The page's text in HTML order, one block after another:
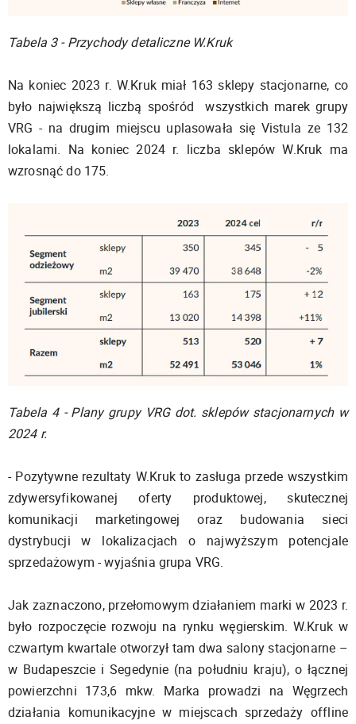
Tabela 3 - Przychody detaliczne W.Kruk
Na koniec 2023 r. W.Kruk miał 163 sklepy stacjonarne, co
było największą liczbą spośród wszystkich marek grupy
VRG - na drugim miejscu uplasowała się Vistula ze 132
lokalami. Na koniec 2024 r. liczba sklepów W.Kruk ma
wzrosnąć do 175.
Tabela 4 - Plany grupy VRG dot. sklepów stacjonarnych w
2024 r.
- Pozytywne rezultaty W.Kruk to zasługa przede wszystkim
zdywersyfikowanej oferty produktowej, skutecznej
komunikacji marketingowej oraz budowania sieci
dystrybucji w lokalizacjach o najwyższym potencjale
sprzedażowym - wyjaśnia grupa VRG.
Jak zaznaczono, przełomowym działaniem marki w 2023 r.
było rozpoczęcie rozwoju na rynku węgierskim. W.Kruk w
czwartym kwartale otworzył tam dwa salony stacjonarne –
w Budapeszcie i Segedynie (na południu kraju), o łącznej
powierzchni 173,6 mkw. Marka prowadzi na Węgrzech
działania komunikacyjne w miejscach sprzedaży offline